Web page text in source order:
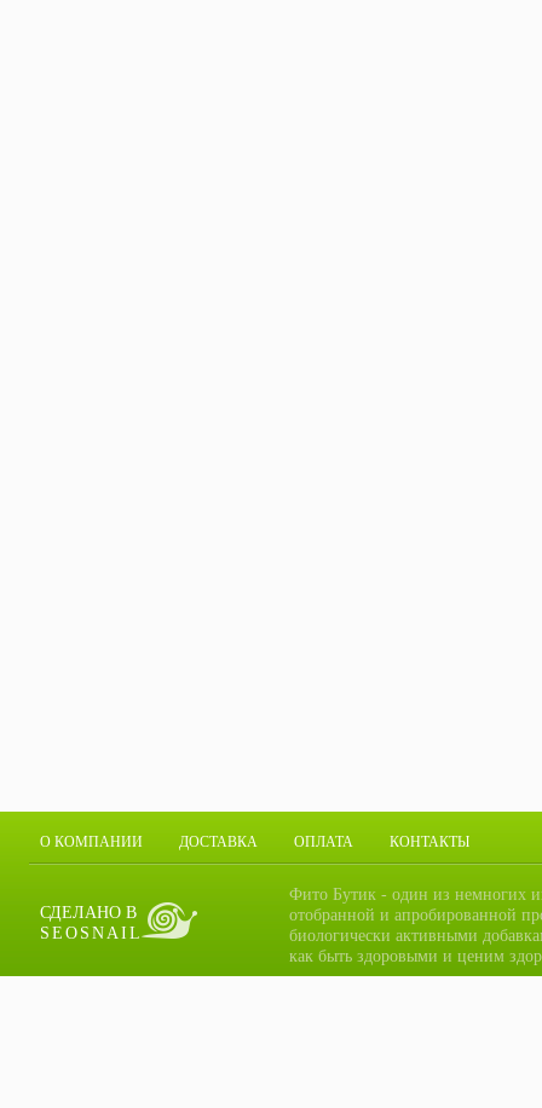
О КОМПАНИИ ДОСТАВКА ОПЛАТА КОНТАКТЫ
СДЕЛАНО В
SEOSNAIL
Фито Бутик - один из немногих
отобранной и апробированной
биологически активными
как быть здоровыми и ценим